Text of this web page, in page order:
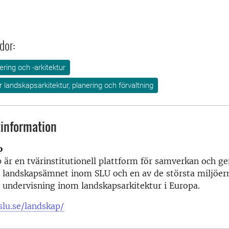
och -arkitektur
landskapsarkitektur, planering och förvaltning
är en tvärinstitutionell plattform för samverkan och
inom SLU och en av de största
inom landskapsarkitektur i Europa.
landskap/